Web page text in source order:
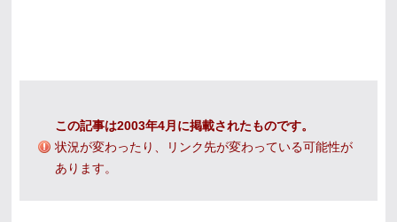
この記事は2003年4月に掲載されたものです。
状況が変わったり、リンク先が変わっている可能性が
あります。